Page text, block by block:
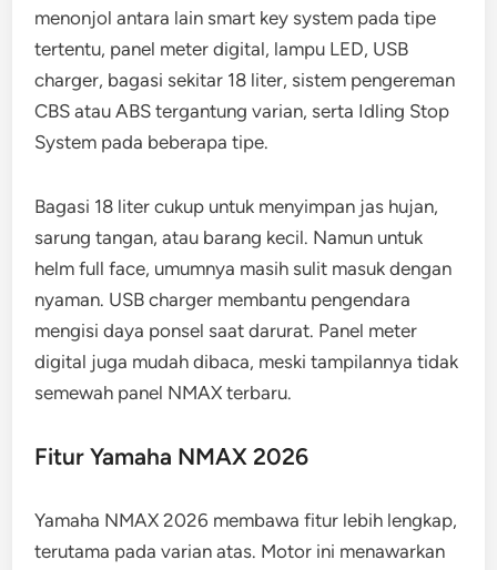
menonjol antara lain smart key system pada tipe
tertentu, panel meter digital, lampu LED, USB
charger, bagasi sekitar 18 liter, sistem pengereman
CBS atau ABS tergantung varian, serta Idling Stop
System pada beberapa tipe.
Bagasi 18 liter cukup untuk menyimpan jas hujan,
sarung tangan, atau barang kecil. Namun untuk
helm full face, umumnya masih sulit masuk dengan
nyaman. USB charger membantu pengendara
mengisi daya ponsel saat darurat. Panel meter
digital juga mudah dibaca, meski tampilannya tidak
semewah panel NMAX terbaru.
Fitur Yamaha NMAX 2026
Yamaha NMAX 2026 membawa fitur lebih lengkap,
terutama pada varian atas. Motor ini menawarkan